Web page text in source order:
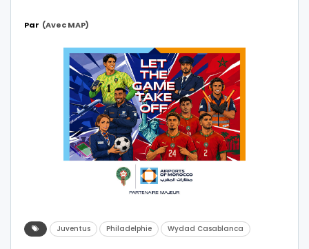
Par (avec MAP)
Juventus Philadelphie Wydad Casablanca